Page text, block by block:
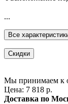
...
Все
Скидки
Мы принимаем к
Цена: 7 818 р.
Доставка по